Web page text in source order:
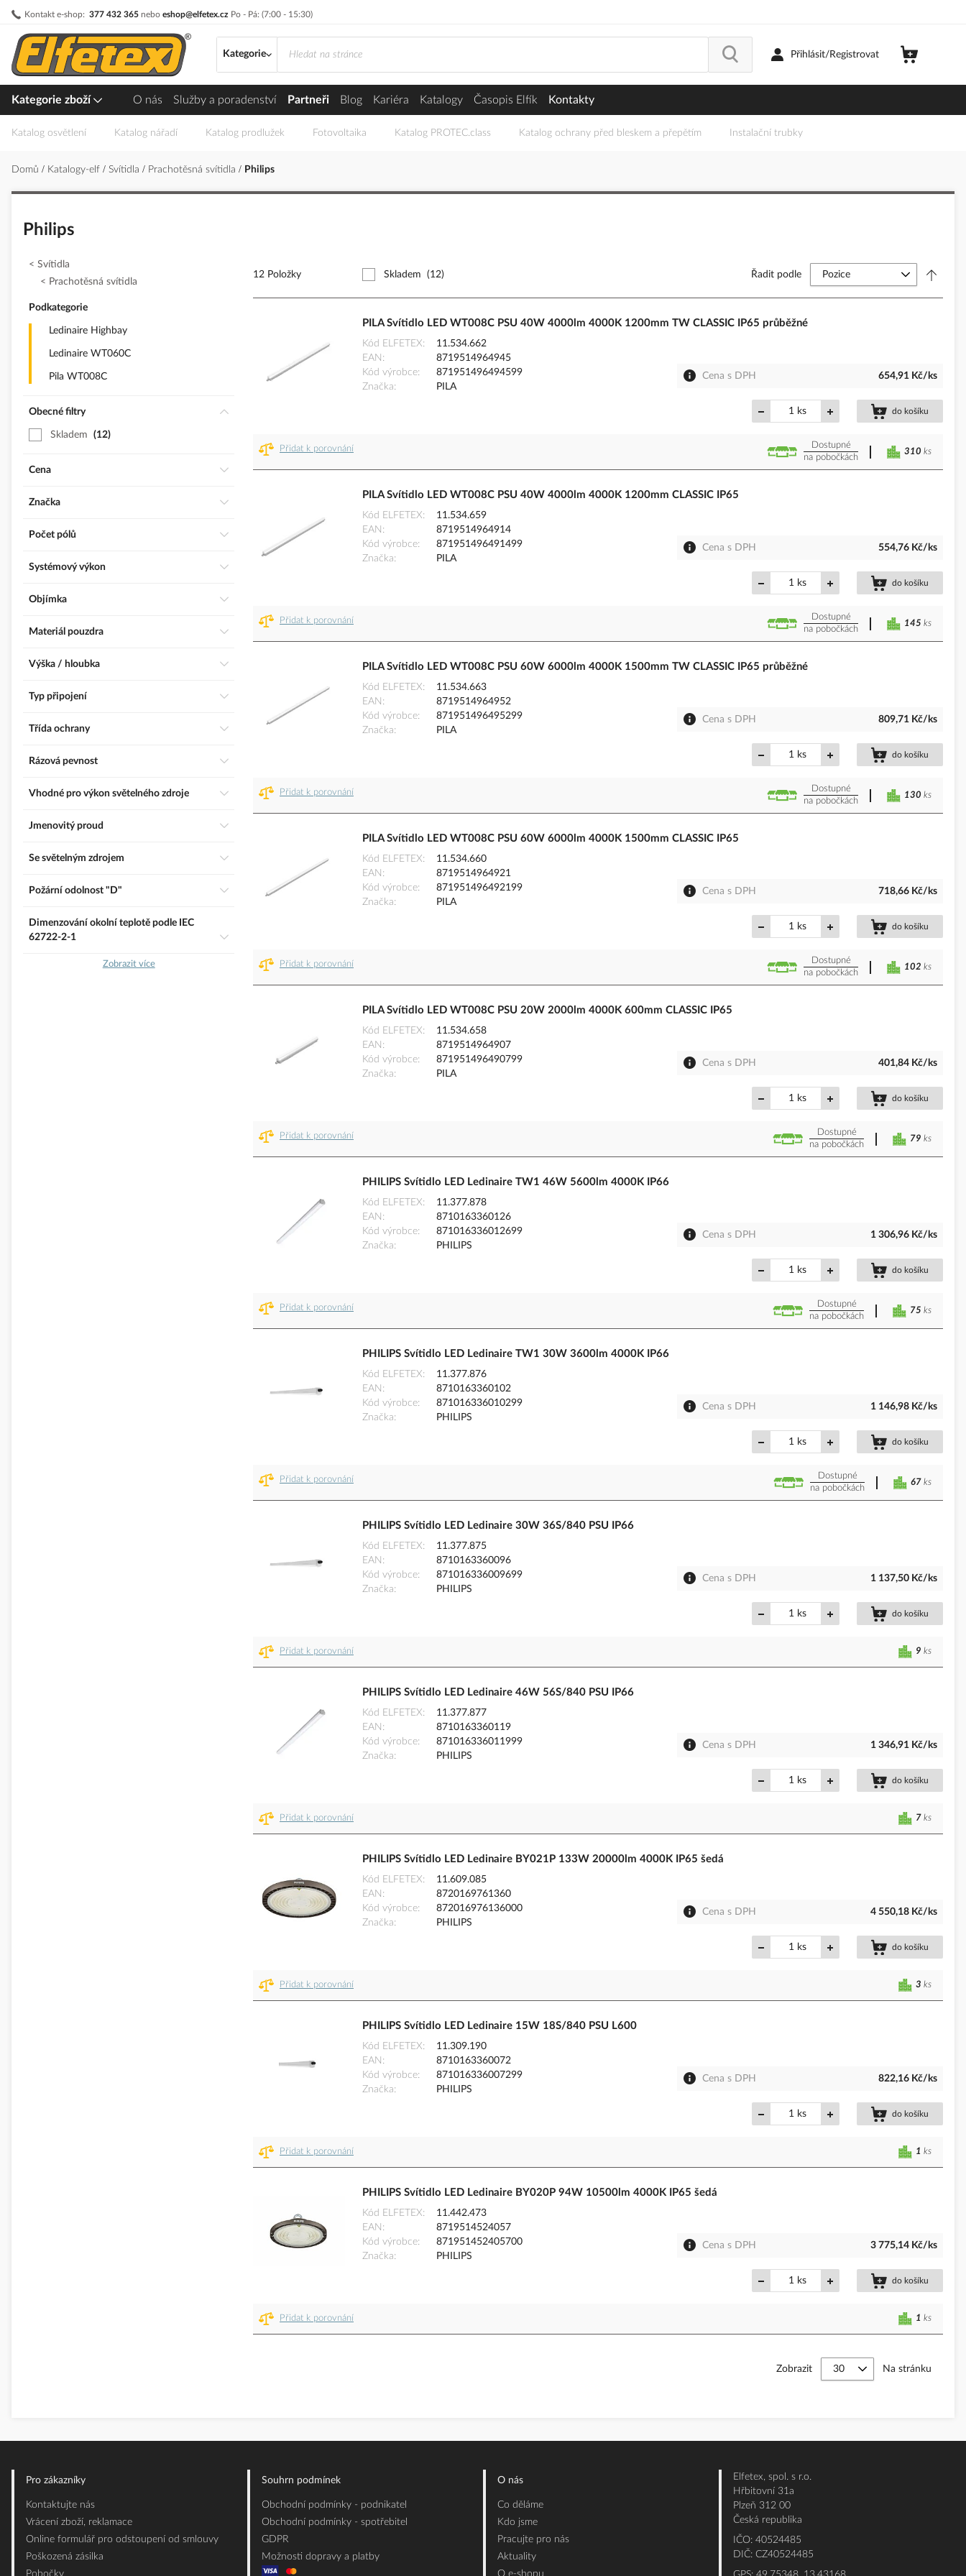
Kontakt e-shop: 377 432 365 nebo eshop@elfetex.cz Po - Pá: (7:00 - 15:30)
Přejít
obsah
Kategorie
Přihlásit/Registrovat
Kategorie zboží O nás Služby a poradenství Partneři Blog Kariéra Katalogy Časopis Elfík Kontakty
Katalog osvětlení Katalog nářadí Katalog prodlužek Fotovoltaika Katalog PROTEC.class Katalog ochrany před bleskem a přepětím Instalační trubky
Domů Katalogy-elf Svítidla Prachotěsná svítidla Philips
Philips
12 Položky Skladem (12) Řadit podle
PILA Svítidlo LED WT008C PSU 40W 4000lm 4000K 1200mm TW CLASSIC IP65 průběžné
Kód ELFETEX
11.534.662
EAN
8719514964945
Kód výrobce
871951496494599
Značka
PILA
Cena s DPH 654,91 Kč/ks
ks do košíku
Přidat k porovnání
Dostupné
na pobočkách
310 ks
PILA Svítidlo LED WT008C PSU 40W 4000lm 4000K 1200mm CLASSIC IP65
Kód ELFETEX
11.534.659
EAN
8719514964914
Kód výrobce
871951496491499
Značka
PILA
Cena s DPH 554,76 Kč/ks
ks do košíku
Přidat k porovnání
Dostupné
na pobočkách
145 ks
PILA Svítidlo LED WT008C PSU 60W 6000lm 4000K 1500mm TW CLASSIC IP65 průběžné
Kód ELFETEX
11.534.663
EAN
8719514964952
Kód výrobce
871951496495299
Značka
PILA
Cena s DPH 809,71 Kč/ks
ks do košíku
Přidat k porovnání
Dostupné
na pobočkách
130 ks
PILA Svítidlo LED WT008C PSU 60W 6000lm 4000K 1500mm CLASSIC IP65
Kód ELFETEX
11.534.660
EAN
8719514964921
Kód výrobce
871951496492199
Značka
PILA
Cena s DPH 718,66 Kč/ks
ks do košíku
Přidat k porovnání
Dostupné
na pobočkách
102 ks
PILA Svítidlo LED WT008C PSU 20W 2000lm 4000K 600mm CLASSIC IP65
Kód ELFETEX
11.534.658
EAN
8719514964907
Kód výrobce
871951496490799
Značka
PILA
Cena s DPH 401,84 Kč/ks
ks do košíku
Přidat k porovnání
Dostupné
na pobočkách
79 ks
PHILIPS Svítidlo LED Ledinaire TW1 46W 5600lm 4000K IP66
Kód ELFETEX
11.377.878
EAN
8710163360126
Kód výrobce
871016336012699
Značka
PHILIPS
Cena s DPH 1 306,96 Kč/ks
ks do košíku
Přidat k porovnání
Dostupné
na pobočkách
75 ks
PHILIPS Svítidlo LED Ledinaire TW1 30W 3600lm 4000K IP66
Kód ELFETEX
11.377.876
EAN
8710163360102
Kód výrobce
871016336010299
Značka
PHILIPS
Cena s DPH 1 146,98 Kč/ks
ks do košíku
Přidat k porovnání
Dostupné
na pobočkách
67 ks
PHILIPS Svítidlo LED Ledinaire 30W 36S/840 PSU IP66
Kód ELFETEX
11.377.875
EAN
8710163360096
Kód výrobce
871016336009699
Značka
PHILIPS
Cena s DPH 1 137,50 Kč/ks
ks do košíku
Přidat k porovnání 9 ks
PHILIPS Svítidlo LED Ledinaire 46W 56S/840 PSU IP66
Kód ELFETEX
11.377.877
EAN
8710163360119
Kód výrobce
871016336011999
Značka
PHILIPS
Cena s DPH 1 346,91 Kč/ks
ks do košíku
Přidat k porovnání 7 ks
PHILIPS Svítidlo LED Ledinaire BY021P 133W 20000lm 4000K IP65 šedá
Kód ELFETEX
11.609.085
EAN
8720169761360
Kód výrobce
872016976136000
Značka
PHILIPS
Cena s DPH 4 550,18 Kč/ks
ks do košíku
Přidat k porovnání 3 ks
PHILIPS Svítidlo LED Ledinaire 15W 18S/840 PSU L600
Kód ELFETEX
11.309.190
EAN
8710163360072
Kód výrobce
871016336007299
Značka
PHILIPS
Cena s DPH 822,16 Kč/ks
ks do košíku
Přidat k porovnání 1 ks
PHILIPS Svítidlo LED Ledinaire BY020P 94W 10500lm 4000K IP65 šedá
Kód ELFETEX
11.442.473
EAN
8719514524057
Kód výrobce
871951452405700
Značka
PHILIPS
Cena s DPH 3 775,14 Kč/ks
ks do košíku
Přidat k porovnání 1 ks
Zobrazit Na stránku
Svítidla
Prachotěsná svítidla
Podkategorie
Ledinaire Highbay
Ledinaire WT060C
Pila WT008C
Obecné filtry
Skladem 12
Cena
Značka
Počet pólů
Systémový výkon
Objímka
Materiál pouzdra
Výška / hloubka
Typ připojení
třída ochrany
Rázová pevnost
Vhodné pro výkon světelného zdroje
Jmenovitý proud
Se světelným zdrojem
Požární odolnost "D"
Dimenzování okolní teplotě podle IEC
62722-2-1
Zobrazit více
Pro zákazníky
Kontaktujte nás
Vrácení zboží, reklamace
Online formulář pro odstoupení od smlouvy
Poškozená zásilka
Souhrn podmínek
Obchodní podmínky - podnikatel
Obchodní podmínky - spotřebitel
GDPR
Možnosti dopravy a platby
O nás
Co děláme
Kdo jsme
Pracujte pro nás
Aktuality
Elfetex, spol. s r.o.
Hřbitovní 31a
Plzeň 312 00
Česká republika
IČO: 40524485
DIČ: CZ40524485